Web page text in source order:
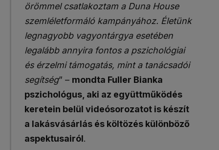
örömmel csatlakoztam a Duna House
szemléletformáló kampányához. Életünk
legnagyobb vagyontárgya esetében
legalább annyira fontos a pszichológiai
és érzelmi támogatás, mint a tanácsadói
segítség” – mondta Fuller Bianka
pszichológus, aki az együttműködés
keretein belül videósorozatot is készít
a lakásvásárlás és költözés különböző
aspektusairól.